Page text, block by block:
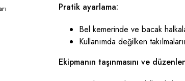
Pratik ayarlama:
Bel kemerinde ve bacak
Kullanımda değilken
Ekipmanın taşınmasını ve